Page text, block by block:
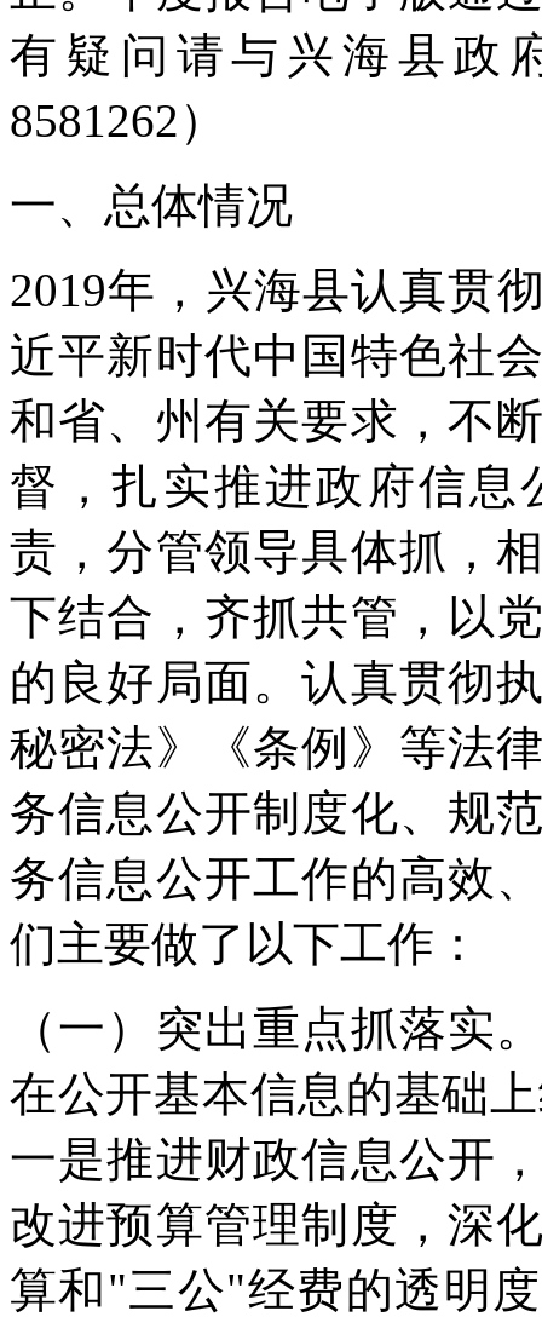
有疑问请与兴海县政
8581262）
一、总体情况
2019年，兴海县认真贯
近平新时代中国特色社
和省、州有关要求，不
督，扎实推进政府信
责，分管领导具体抓，
下结合，齐抓共管，以
的良好局面。认真贯彻
秘密法》《条例》等法
务信息公开制度化、规
务信息公开工作的高效
们主要做了以下工作：
（一）突出重点抓落实
在公开基本信息的基础
一是推进财政信息公开
改进预算管理制度，深
算和"三公"经费的透明